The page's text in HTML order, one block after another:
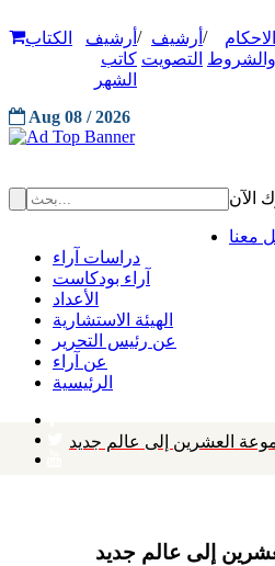
الاحكام
والشروط
/ أرشيف
التصويت
/ أرشيف
كاتب
الشهر
الكتاب
Aug 08 / 2026
معنا
دراسات آراء
آراء بودكاست
الأعداد
الهيئة الاستشارية
عن رئيس التحرير
عن آراء
الرئيسية
العشرين إلى عالم جديد
إلى عالم جديد